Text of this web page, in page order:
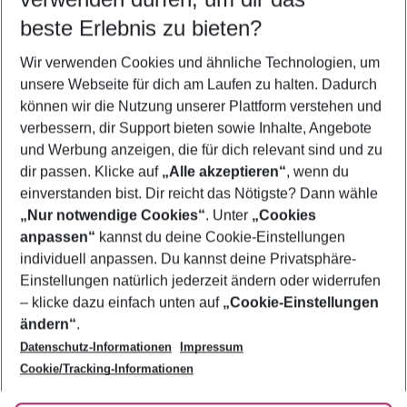
5-8 Nächte
2 Erwachsene Keine Kinder
Mehr Filter anzeigen
Footer
Footer navigation
Über uns
AGB
Bestpreisgarantie
Cookie-Einstellungen ändern
Cookie-Richtlinie
Agenturbetreuung
Barrierefreies Reisen
Folge uns
beste Erlebnis zu bieten?
Wir verwenden Cookies und ähnliche Technologien, um
unsere Webseite für dich am Laufen zu halten. Dadurch
können wir die Nutzung unserer Plattform verstehen und
verbessern, dir Support bieten sowie Inhalte, Angebote
und Werbung anzeigen, die für dich relevant sind und zu
dir passen. Klicke auf „Alle akzeptieren“, wenn du
einverstanden bist. Dir reicht das Nötigste? Dann wähle
„Nur notwendige Cookies“. Unter „Cookies
anpassen“ kannst du deine Cookie-Einstellungen
individuell anpassen. Du kannst deine Privatsphäre-
Einstellungen natürlich jederzeit ändern oder widerrufen
– klicke dazu einfach unten auf „Cookie-Einstellungen
ändern“.
Datenschutz-Informationen
Impressum
Cookie/Tracking-Informationen